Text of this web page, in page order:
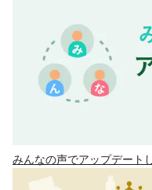
みんなの声でアップデート